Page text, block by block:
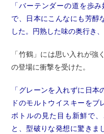
「バーテンダーの道を歩
で、日本にこんなにも芳醇
した。円熟した味の奥行き
「竹鶴」には思い入れが強
の登場に衝撃を受けた。
「グレーンを入れずに日
ドのモルトウイスキーを
ボトルの見た目も新鮮で
と、型破りな発想に驚きま